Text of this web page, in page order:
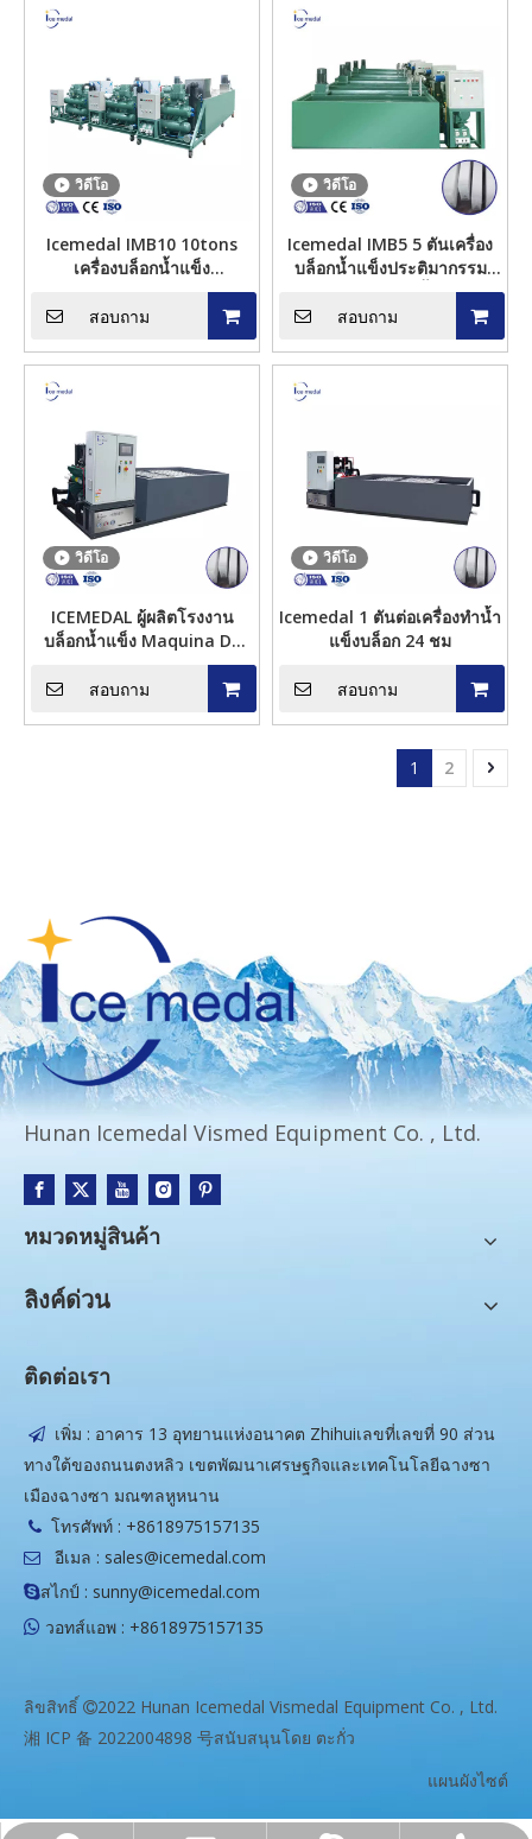
วิดีโอ
Icemedal IMB10 10tons
เครื่องบล็อกน้ำแข็ง
ประติมากรรมเครื่องทำบล็อก
น้ำแข็งสำหรับปลา
สอบถาม
วิดีโอ
Icemedal IMB5 5 ตันเครื่อง
บล็อกน้ำแข็งประติมากรรม
เครื่องทำบล็อกน้ำแข็ง
สอบถาม
วิดีโอ
ICEMEDAL ผู้ผลิตโรงงาน
บล็อกน้ำแข็ง Maquina De
Hielo En Bloque 3000 กก.
ต่อวัน
สอบถาม
วิดีโอ
Icemedal 1 ตันต่อเครื่องทำน้ำ
แข็งบล็อก 24 ชม
สอบถาม
1 2
Hunan Icemedal Vismed Equipment Co. , Ltd.
หมวดหมู่สินค้า
ลิงค์ด่วน
ติดต่อเรา

เพิ่ม : อาคาร 13 อุทยานแห่งอนาคต Zhihuiเลขที่เลขที่ 90 ส่วน
ทางใต้ของถนนตงหลิว เขตพัฒนาเศรษฐกิจและเทคโนโลยีฉางซา
เมืองฉางซา มณฑลหูหนาน
 โทรศัพท์ : +8618975157135
 อีเมล : sales@icemedal.com
สไกป์ : sunny@icemedal.com
 วอทส์แอพ : +8618975157135
ลิขสิทธิ์ 2022 Hunan Icemedal Vismedal Equipment Co. , Ltd.
湘 ICP 备 2022004898 号สนับสนุนโดย ตะกั่ว
แผนผังไซต์